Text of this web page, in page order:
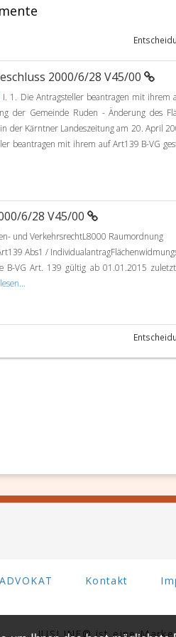
2000/6/28 V45/00
I. 1. Die Antragsteller beantragen mit ihrem
der Gemeinde Ruden - Änderung des
der Kärntner Landeszeitung am 20. April
beantragen mit ihrem auf Art139 B-VG
6/28 V45/00
und VerkehrsrechtL8000 Raumordnung
Abs1 /
B-VG Art. 139 gültig ab 01.01.2015
ADVOKAT Kontakt
JUSLINE® ist eine